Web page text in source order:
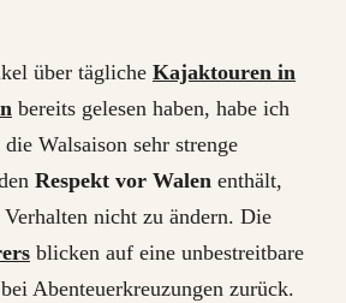
über tägliche Kajaktouren in
bereits gelesen haben, habe ich
Walsaison sehr strenge
Respekt vor Walenenthält,
nicht zu ändern. Die
blicken auf eine unbestreitbare
Abenteuerkreuzungen zurück.